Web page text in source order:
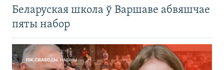
Беларуская школа ў Варшаве абвяшчае
пяты набор